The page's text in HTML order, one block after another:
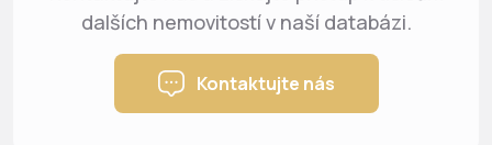
dalších nemovitostí v naší databázi.
Kontaktujte nás